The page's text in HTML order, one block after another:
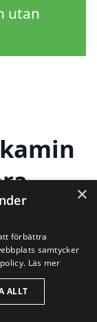
utan
av en
×
förbättra
samtycker
Läs mer
ALLT